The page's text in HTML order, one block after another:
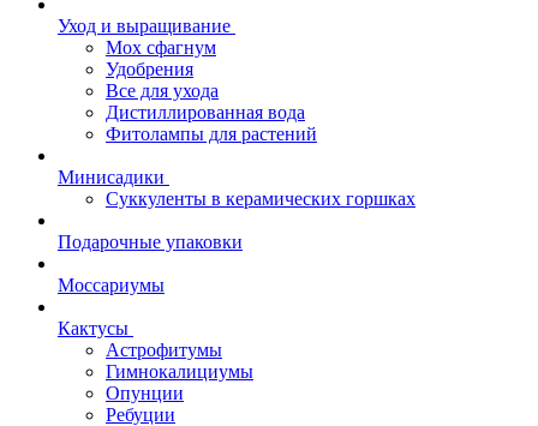
Уход и выращивание
Мох сфагнум
Удобрения
Все для ухода
Дистиллированная вода
Фитолампы для растений
Минисадики
Суккуленты в керамических горшках
Подарочные упаковки
Моссариумы
Кактусы
Астрофитумы
Гимнокалициумы
Опунции
Ребуции